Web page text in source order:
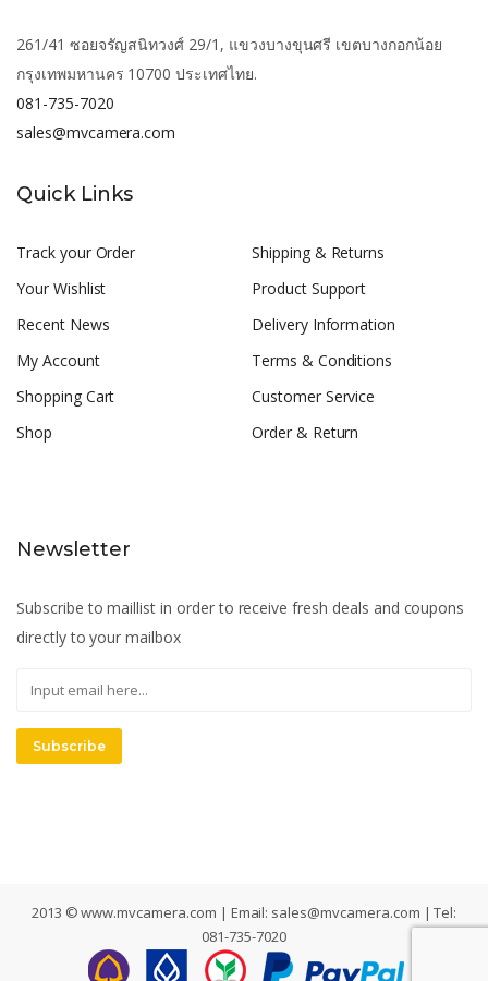
261/41 ซอยจรัญสนิทวงศ์ 29/1, แขวงบางขุนศรี เขตบางกอกน้อย
กรุงเทพมหานคร 10700 ประเทศไทย.
081-735-7020
sales@mvcamera.com
Quick Links
Track your Order
Your Wishlist
Recent News
My Account
Shopping Cart
Shop
Shipping & Returns
Product Support
Delivery Information
Terms & Conditions
Customer Service
Order & Return
Newsletter
Subscribe to maillist in order to receive fresh deals and coupons
directly to your mailbox
Subscribe
2013 © www.mvcamera.com | Email: sales@mvcamera.com | Tel:
081-735-7020